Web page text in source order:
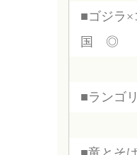
■ゴジラ
国 ◎
■ランゴ